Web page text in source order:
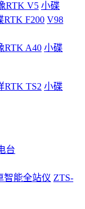
RTK V5 小碟
RTK F200 V98
RTK A40 小碟
RTK TS2 小碟
台
智能全站仪 ZTS-